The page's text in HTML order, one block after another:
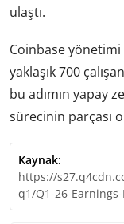
ulaştı.
Coinbase yönetimi
yaklaşık 700
bu adımın yapay
sürecinin parçası
Kaynak:
https://
q1/Q1-26-